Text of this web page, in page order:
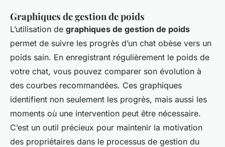
Graphiques de gestion de poids
L’utilisation de graphiques de gestion de poids
permet de suivre les progrès d’un chat obèse vers un
poids sain. En enregistrant régulièrement le poids de
votre chat, vous pouvez comparer son évolution à
des courbes recommandées. Ces graphiques
identifient non seulement les progrès, mais aussi les
moments où une intervention peut être nécessaire.
C’est un outil précieux pour maintenir la motivation
des propriétaires dans le processus de gestion du